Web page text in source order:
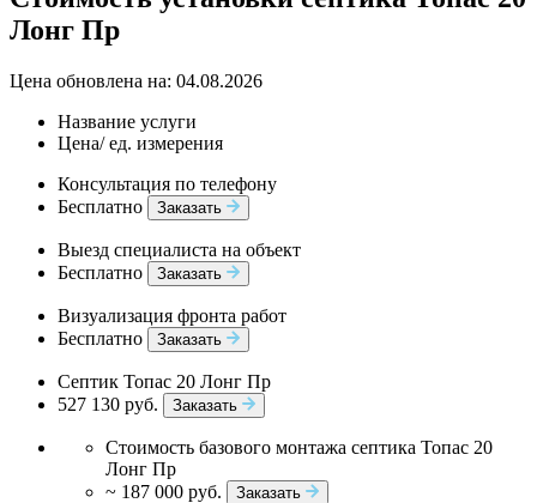
Лонг Пр
Цена обновлена на: 04.08.2026
Название услуги
Цена/ ед. измерения
Консультация по телефону
Бесплатно
Заказать
Выезд специалиста на объект
Бесплатно
Заказать
Визуализация фронта работ
Бесплатно
Заказать
Септик Топас 20 Лонг Пр
527 130 руб.
Заказать
Стоимость базового монтажа септика Топас 20
Лонг Пр
~ 187 000 руб.
Заказать